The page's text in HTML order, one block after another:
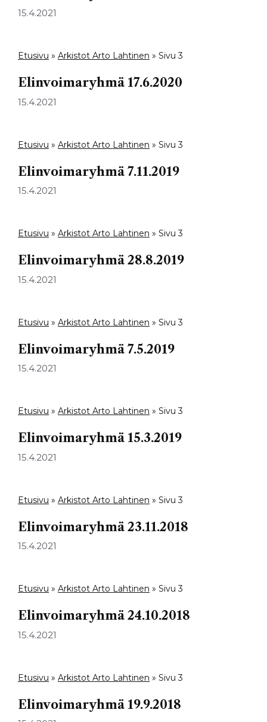
15.4.2021
Etusivu » Arkistot Arto Lahtinen » Sivu 3
Elinvoimaryhmä 17.6.2020
15.4.2021
Etusivu » Arkistot Arto Lahtinen » Sivu 3
Elinvoimaryhmä 7.11.2019
15.4.2021
Etusivu » Arkistot Arto Lahtinen » Sivu 3
Elinvoimaryhmä 28.8.2019
15.4.2021
Etusivu » Arkistot Arto Lahtinen » Sivu 3
Elinvoimaryhmä 7.5.2019
15.4.2021
Etusivu » Arkistot Arto Lahtinen » Sivu 3
Elinvoimaryhmä 15.3.2019
15.4.2021
Etusivu » Arkistot Arto Lahtinen » Sivu 3
Elinvoimaryhmä 23.11.2018
15.4.2021
Etusivu » Arkistot Arto Lahtinen » Sivu 3
Elinvoimaryhmä 24.10.2018
15.4.2021
Etusivu » Arkistot Arto Lahtinen » Sivu 3
Elinvoimaryhmä 19.9.2018